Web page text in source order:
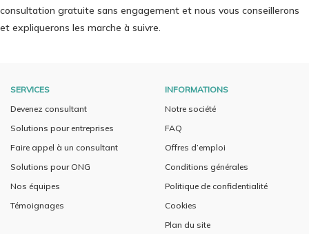
consultation gratuite sans engagement et nous vous conseillerons
et expliquerons les marche à suivre.
SERVICES
Devenez consultant
Solutions pour entreprises
Faire appel à un consultant
Solutions pour ONG
Nos équipes
Témoignages
INFORMATIONS
Notre société
FAQ
Offres d’emploi
Conditions générales
Politique de confidentialité
Cookies
Plan du site